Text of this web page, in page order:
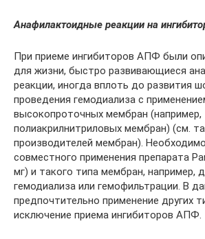
Анафилактоидные реакции на
При приеме ингибиторов АПФ были
для жизни, быстро развивающиеся
реакции, иногда вплоть до развития
проведения гемодиализа с
высокопроточных мембран (например,
полиакрилнитриловых мембран) (см.
производителей мембран).
совместного применения препарата
мг) и такого типа мембран, например,
гемодиализа или гемофильтрации. В
предпочтительно применение других
исключение приема ингибиторов АПФ.